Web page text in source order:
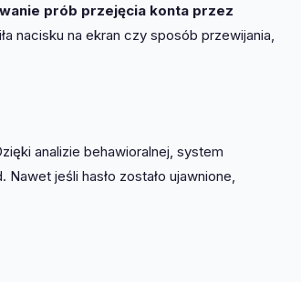
prób przejęcia konta przez
nacisku na ekran czy sposób przewijania,
analizie behawioralnej, system
jeśli hasło zostało ujawnione,